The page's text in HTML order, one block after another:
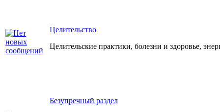
Целительство
Целительские практики, болезни и здоровье,
Безупречный раздел